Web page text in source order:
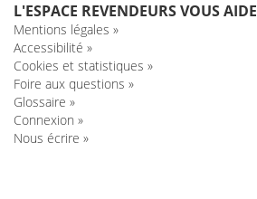
L'ESPACE REVENDEURS VOUS AIDE
Mentions légales »
Accessibilité »
Cookies et statistiques »
Foire aux questions »
Glossaire »
Connexion »
Nous écrire »